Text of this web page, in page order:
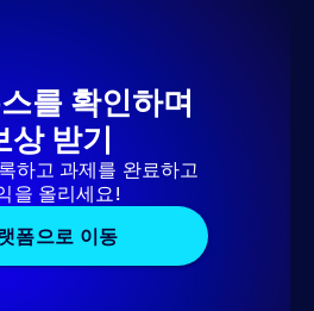
를 확인하며
상 받기
하고 과제를 완료하고
을 올리세요!
폼으로 이동